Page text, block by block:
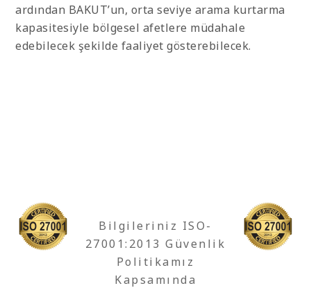
ardından BAKUT’un, orta seviye arama kurtarma
kapasitesiyle bölgesel afetlere müdahale
edebilecek şekilde faaliyet gösterebilecek.
Bilgileriniz ISO-
27001:2013 Güvenlik
Politikamız
Kapsamında